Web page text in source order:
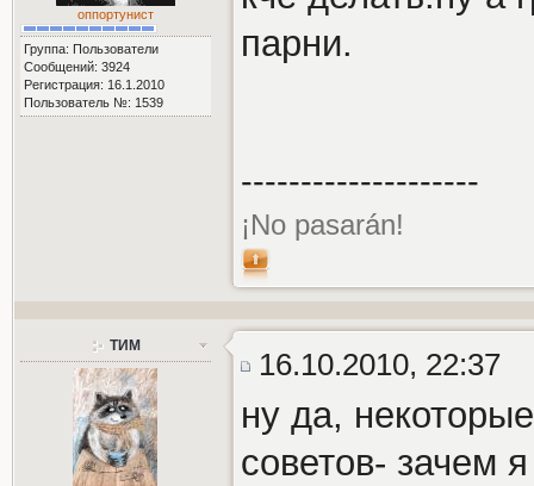
оппортунист
Группа: Пользователи
Сообщений: 3924
Регистрация: 16.1.2010
Пользователь №: 1539
парни.
--------------------
¡No pasarán!
ТИМ
16.10.2010, 22:37
ну да,
советов- зачем